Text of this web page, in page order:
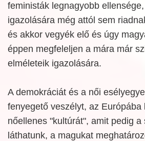
feministák legnagyobb
igazolására még attól sem
és akkor vegyék elő és úgy
éppen megfeleljen a mára már
elméleteik igazolására.
A demokráciát és a női
fenyegető veszélyt, az Európába
nőellenes "kultúrát", amit pedig a
láthatunk, a magukat